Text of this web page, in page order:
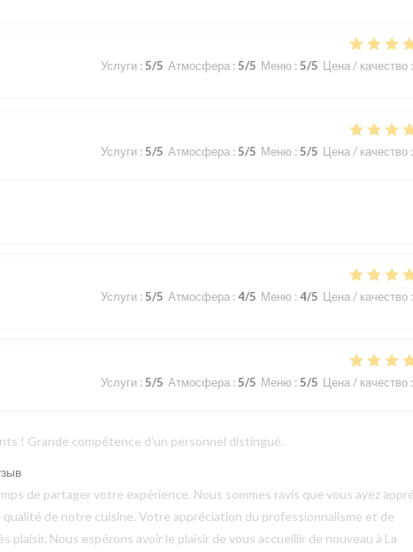
Услуги: 5/5 Атмосфера : 5/5 Меню : 5/5 Цена / качество:
Услуги: 5/5 Атмосфера : 5/5 Меню : 5/5 Цена / качество:
Услуги: 5/5 Атмосфера : 4/5 Меню : 4/5 Цена / качество:
Услуги: 5/5 Атмосфера : 5/5 Меню : 5/5 Цена / качество:
! Grande compétence d'un personnel distingué.
de partager votre expérience. Nous sommes ravis que vous ayez
qualité de notre cuisine. Votre appréciation du professionnalisme et de
Nous espérons avoir le plaisir de vous accueillir de nouveau à La